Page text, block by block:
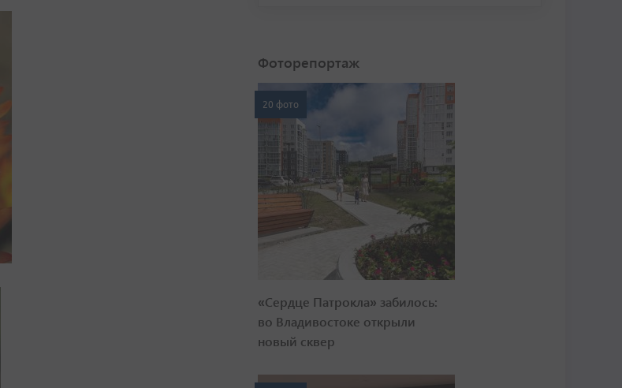
Фоторепортаж
20 фото
«Сердце Патрокла» забилось:
во Владивостоке открыли
новый сквер